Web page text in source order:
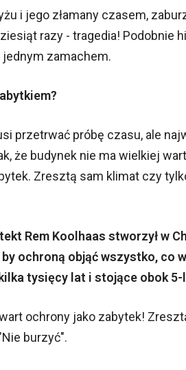
i jego złamany czasem,
razy - tragedia! Podobnie
zamachem.
przetrwać próbę czasu, ale
że budynek nie ma wielkiej
Zresztą sam klimat czy
Rem Koolhaas stworzył w
by ochroną objąć wszystko, co
tysięcy lat i stojące obok
ochrony jako zabytek!
burzyć".